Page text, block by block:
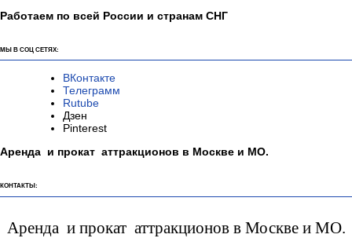
Работаем по всей России и странам СНГ
МЫ В СОЦ СЕТЯХ:
ВКонтакте
Телеграмм
Rutube
Дзен
Pinterest
Аренда и прокат аттракционов в Москве и МО.
КОНТАКТЫ:
Аренда и прокат аттракционов в Москве и МО.